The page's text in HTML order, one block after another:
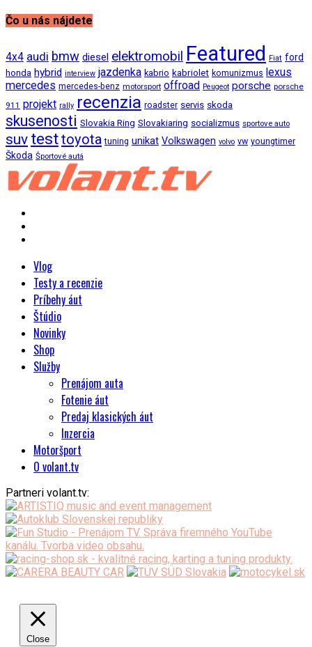
Čo u nás nájdete
4x4 audi bmw diesel elektromobil Featured Fiat ford
honda hybrid interview jazdenka kabrio kabriolet komunizmus lexus
mercedes mercedes-benz motorsport offroad Peugeot porsche porsche
911 projekt rally recenzia roadster servis skoda
skusenosti Slovakia Ring Slovakiaring socializmus sportove auto
suv testtoyota tuning unikat Volkswagen volvo vw youngtimer
Škoda Športové autá
Vlog
Testy a recenzie
Príbehy áut
Štúdio
Novinky
Shop
Služby
Prenájom auta
Fotenie áut
Predaj klasických áut
Inzercia
Motoršport
O volant.tv
Partneri volant.tv:
Close